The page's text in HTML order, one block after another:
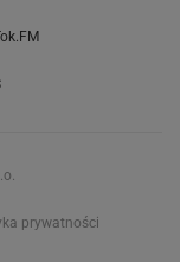
prywatności